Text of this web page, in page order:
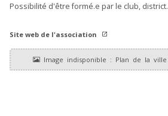
Possibilité d'être formé.e par le club, district.
Site web de l'association